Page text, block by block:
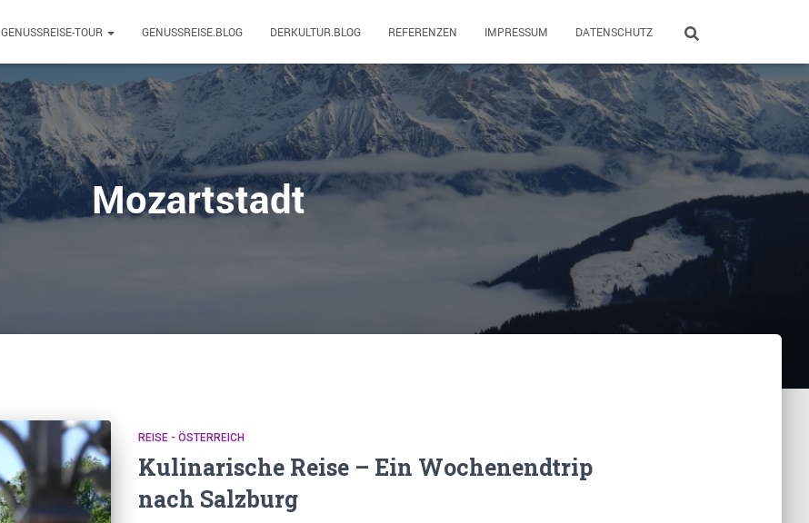
GENUSSREISE-TOUR GENUSSREISE.BLOG DERKULTUR.BLOG REFERENZEN IMPRESSUM DATENSCHUTZ
Mozartstadt
REISE - ÖSTERREICH
Kulinarische Reise – Ein Wochenendtrip
nach Salzburg